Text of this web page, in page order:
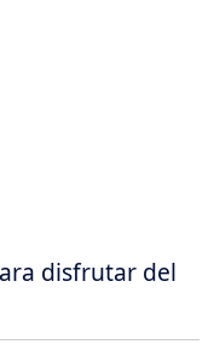
disfrutar del